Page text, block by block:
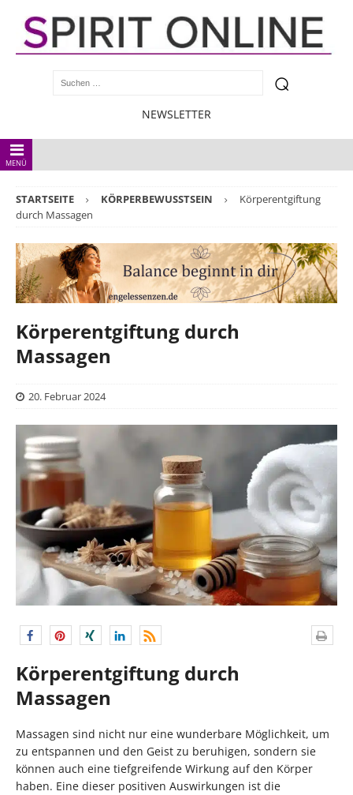
NEWSLETTER
MENÜ
STARTSEITE KÖRPERBEWUSSTSEIN
Körperentgiftung
durch Massagen
Körperentgiftung durch
Massagen
20. Februar 2024
Körperentgiftung durch
Massagen
Massagen sind nicht nur eine wunderbare Möglichkeit, um
zu entspannen und den Geist zu beruhigen, sondern sie
können auch eine tiefgreifende Wirkung auf den Körper
haben. Eine dieser positiven Auswirkungen ist die